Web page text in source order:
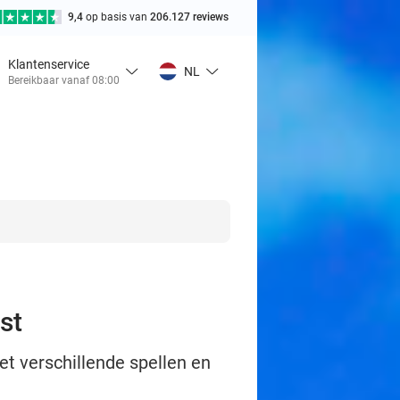
9,4 op basis van 206.127 reviews
Klantenservice
Bereikbaar vanaf 08:00
NL
verschillende spellen en